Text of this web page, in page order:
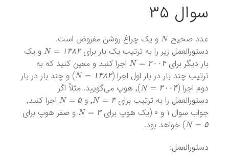
سوال ۳۵
عدد صحیح N و یک چراغ روشن مفروض است.
دستورالعمل زیر را به ترتیب یک بار برای
۱ ۳ ۸ ۲
N= ۱۳۸۲
و یک
بار دیگر برای
۲ ۴
N=۲ ۰۰۴
اجرا کنید و معین کنید که به
ترتیب چند بار در بار اول اجرا (
۱ ۳ ۸ ۲
N=۱۳۸۲
) و چند بار در بار
دوم اجرا (
۲ ۴
N= ۲۰۰۴
)٬ هوپ می‌گویید. مثلاً اگر
دستورالعمل را به ترتیب برای ۳
N=۳ ٬ و ۵
N= ۵
اجرا کنید٬
جواب سوال ۱ و ۰ (یک هوپ برای
۳
N= ۳ و صفر هوپ برای
۵
N=۵
) خواهد بود.
دستورالعمل: